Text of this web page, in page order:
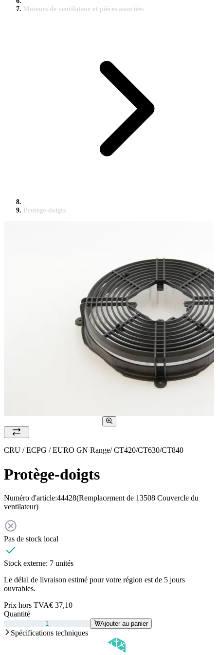
Moteurs de ventilateur et pièces associées
Protège-doigts
CRU / ECPG / EURO GN Range/ CT420/CT630/CT840
Protège-doigts
Numéro d'article:44428(Remplacement de 13508 Couvercle du
ventilateur)
Pas de stock local
Stock externe: 7 unités
Le délai de livraison estimé pour votre région est de 5 jours
ouvrables.
Prix hors TVA€ 37,10
Quantité
Ajouter au panier
Spécifications techniques